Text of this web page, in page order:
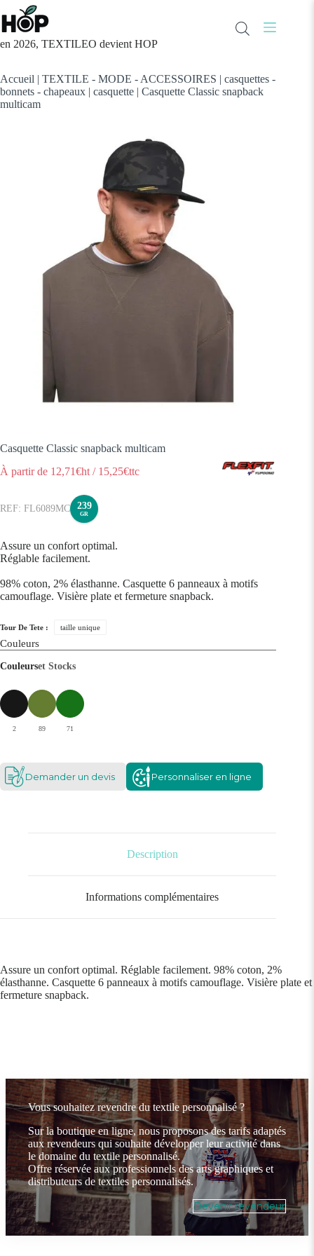
Passer
au
contenu
en 2026, TEXTILEO devient HOP
Accueil | TEXTILE - MODE - ACCESSOIRES | casquettes -
bonnets - chapeaux | casquette | Casquette Classic snapback
multicam
Casquette Classic snapback multicam
À partir de 12,71€ht / 15,25€ttc
FL6089MC 239
GR
Assure un confort optimal.
Réglable facilement.
98% coton, 2% élasthanne. Casquette 6 panneaux à motifs
camouflage. Visière plate et fermeture snapback.
Tour De Tete : taille unique
Couleurs
Couleurset Stocks
2 89 71
Demander un devis Personnaliser en ligne
Description
Informations complémentaires
Assure un confort optimal. Réglable facilement. 98% coton, 2%
élasthanne. Casquette 6 panneaux à motifs camouflage. Visière plate et
fermeture snapback.
Vous souhaitez revendre du textile personnalisé ?
Sur la boutique en ligne, nous proposons des tarifs adaptés
aux revendeurs qui souhaite développer leur activité dans
le domaine du textile personnalisé.
Offre réservée aux professionnels des arts graphiques et
distributeurs de textiles personnalisés.
Devenir revendeur